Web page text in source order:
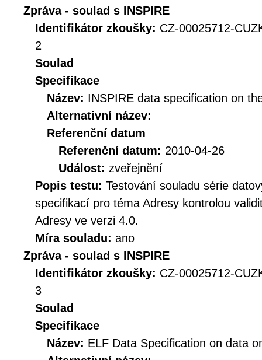
Zpráva - soulad s INSPIRE
Identifikátor zkoušky: CZ-00025712-
2
Soulad
Specifikace
Název: INSPIRE data specification on
Alternativní název:
Referenční datum
Referenční datum: 2010-04-26
Událost: zveřejnění
Popis testu: Testování souladu série
specifikací pro téma Adresy kontrolou
Adresy ve verzi 4.0.
Míra souladu: ano
Zpráva - soulad s INSPIRE
Identifikátor zkoušky: CZ-00025712-
3
Soulad
Specifikace
Název: ELF Data Specification on data